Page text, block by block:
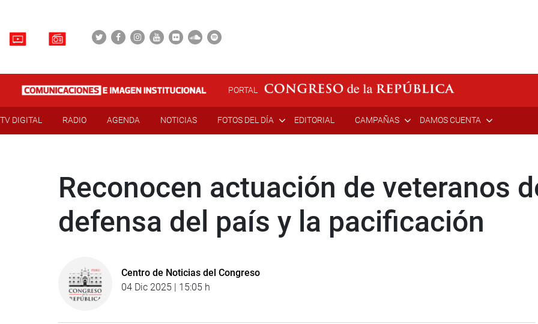
PORTAL
TV DIGITAL RADIO AGENDA NOTICIAS FOTOS DEL DÍA EDITORIAL CAMPAÑAS DAMOS CUENTA
Reconocen actuación de veteranos
defensa del país y la pacificación
Centro de Noticias del Congreso
04 Dic 2025 | 15:05 h